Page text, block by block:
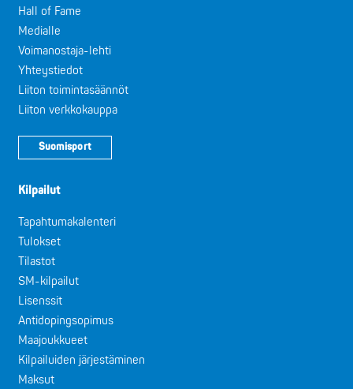
Hall of Fame
Medialle
Voimanostaja-lehti
Yhteystiedot
Liiton toimintasäännöt
Liiton verkkokauppa
Suomisport
Kilpailut
Tapahtumakalenteri
Tulokset
Tilastot
SM-kilpailut
Lisenssit
Antidopingsopimus
Maajoukkueet
Kilpailuiden järjestäminen
Maksut